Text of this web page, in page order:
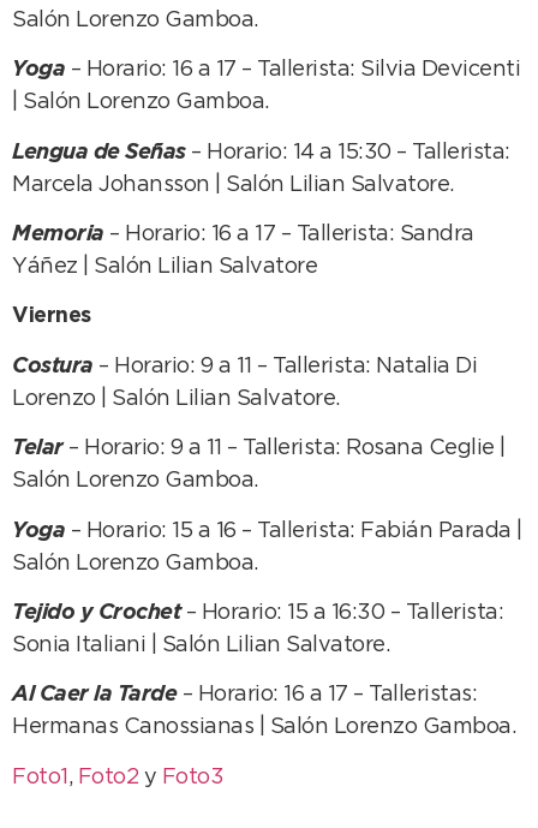
Salón Lorenzo Gamboa.
Yoga – Horario: 16 a 17 – Tallerista: Silvia Devicenti
| Salón Lorenzo Gamboa.
Lengua de Señas – Horario: 14 a 15:30 – Tallerista:
Marcela Johansson | Salón Lilian Salvatore.
Memoria – Horario: 16 a 17 – Tallerista: Sandra
Yáñez | Salón Lilian Salvatore
Viernes
Costura – Horario: 9 a 11 – Tallerista: Natalia Di
Lorenzo | Salón Lilian Salvatore.
Telar – Horario: 9 a 11 – Tallerista: Rosana Ceglie |
Salón Lorenzo Gamboa.
Yoga – Horario: 15 a 16 – Tallerista: Fabián Parada |
Salón Lorenzo Gamboa.
Tejido y Crochet – Horario: 15 a 16:30 – Tallerista:
Sonia Italiani | Salón Lilian Salvatore.
Al Caer la Tarde – Horario: 16 a 17 – Talleristas:
Hermanas Canossianas | Salón Lorenzo Gamboa.
Foto1 , Foto2 y Foto3